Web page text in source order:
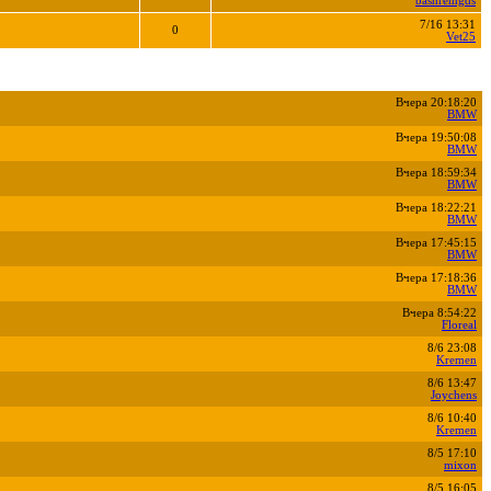
0
7/16 13:31
Vet25
Вчера 20:18:20
BMW
Вчера 19:50:08
BMW
Вчера 18:59:34
BMW
Вчера 18:22:21
BMW
Вчера 17:45:15
BMW
Вчера 17:18:36
BMW
Вчера 8:54:22
Floreal
8/6 23:08
Kremen
8/6 13:47
Joychens
8/6 10:40
Kremen
8/5 17:10
mixon
8/5 16:05